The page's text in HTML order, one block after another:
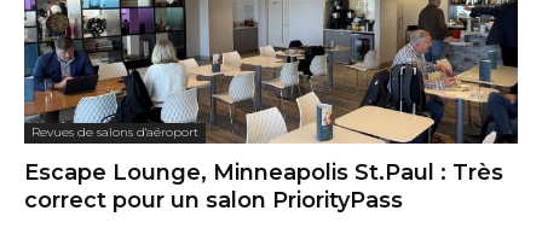
Revues de salons d'aéroport
Escape Lounge, Minneapolis St.Paul : Très
correct pour un salon PriorityPass